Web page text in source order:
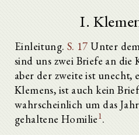
I.
Einleitung. S. 17 Unter
sind uns zwei Briefe an
aber der zweite ist unecht,
Klemens, ist auch kein
wahrscheinlich um das
gehaltene Homilie1.